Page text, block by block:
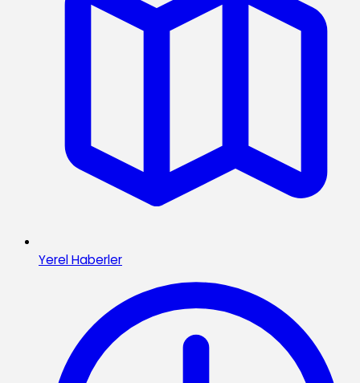
Yerel Haberler